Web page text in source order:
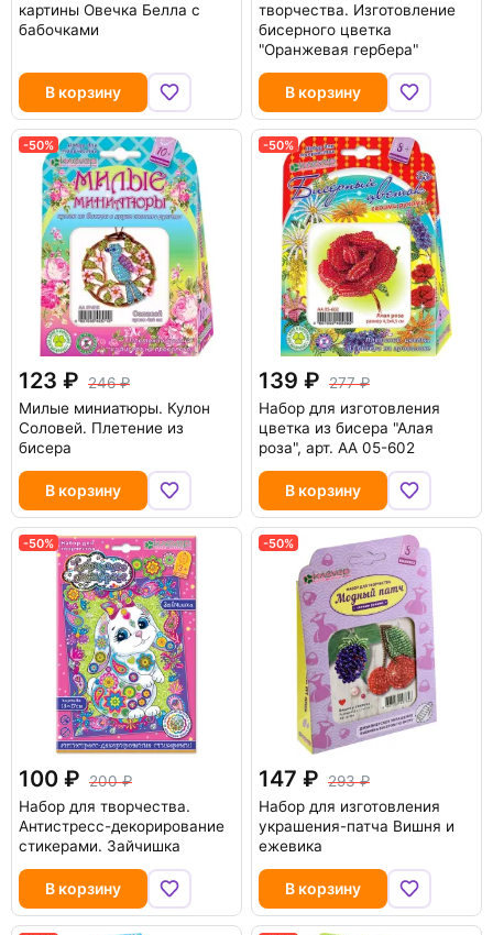
картины Овечка Белла с
бабочками
В корзину
творчества. Изготовление
бисерного цветка
"Оранжевая гербера"
В корзину
-50%
123
246
Милые миниатюры. Кулон
Соловей. Плетение из
бисера
В корзину
-50%
139
277
Набор для изготовления
цветка из бисера "Алая
роза", арт. АА 05-602
В корзину
-50%
100
200
Набор для творчества.
Антистресс-декорирование
стикерами. Зайчишка
В корзину
-50%
147
293
Набор для изготовления
украшения-патча Вишня и
ежевика
В корзину